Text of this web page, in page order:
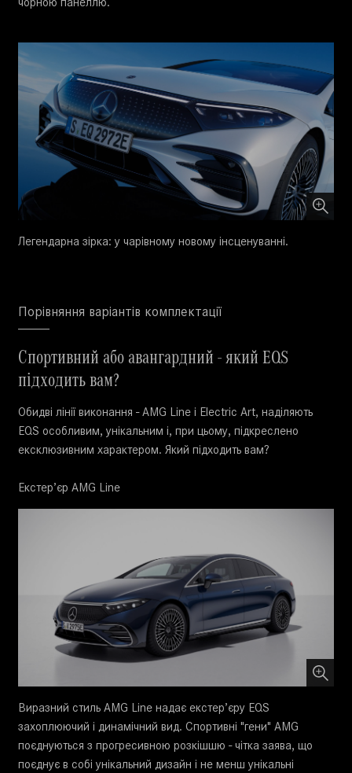
Легендарна зірка: у чарівному новому інсценуванні.
Порівняння варіантів комплектації
Спортивний або авангардний - який EQS
підходить вам?
Обидві лінії виконання - AMG Line і Electric Art, наділяють
EQS особливим, унікальним і, при цьому, підкреслено
ексклюзивним характером. Який підходить вам?
Екстер’єр AMG Line
Виразний стиль AMG Line надає екстер’єру EQS
захоплюючий і динамічний вид. Спортивні "гени" AMG
поєднуються з прогресивною розкішшю - чітка заява, що
поєднує в собі унікальний дизайн і не менш унікальні